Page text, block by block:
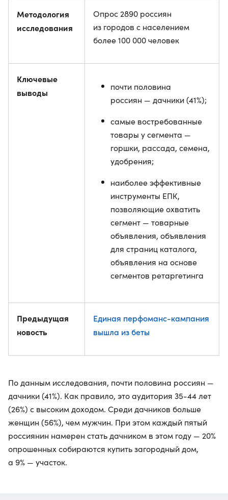
Методология
исследования
Опрос 2890 россиян
из городов с населением
более 100 000 человек
Ключевые
выводы
почти половина
россиян — дачники (41%);
самые востребованные
товары у сегмента —
горшки, рассада, семена,
удобрения;
наиболее эффективные
инструменты ЕПК,
позволяющие охватить
сегмент — товарные
объявления, объявления
для страниц каталога,
объявления на основе
сегментов ретаргетинга
Предыдущая
новость
Единая перфоманс-кампания
вышла из беты
По данным исследования, почти половина россиян —
дачники (41%). Как правило, это аудитория 35-44 лет
(26%) с высоким доходом. Среди дачников больше
женщин (56%), чем мужчин. При этом каждый пятый
россиянин намерен стать дачником в этом году — 20%
опрошенных собираются купить загородный дом,
а 9% — участок.